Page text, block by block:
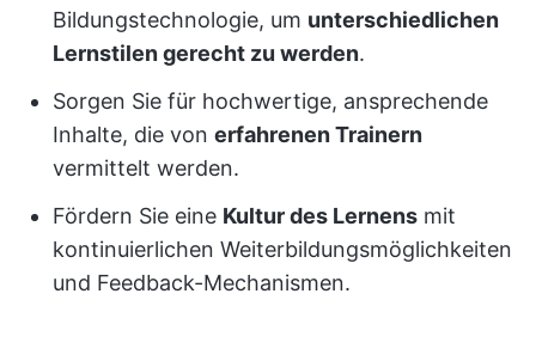
Bildungstechnologie, um unterschiedlichen
Lernstilen gerecht zu werden.
Sorgen Sie für hochwertige, ansprechende
Inhalte, die von erfahrenen Trainern
vermittelt werden.
Fördern Sie eine Kultur des Lernens mit
kontinuierlichen Weiterbildungsmöglichkeiten
und Feedback-Mechanismen.